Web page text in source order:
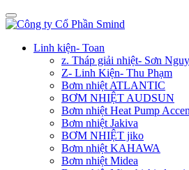
Linh kiện- Toan
z. Tháp giải nhiệt- Sơn
Z- Linh Kiện- Thu Phạm
Bơm nhiệt ATLANTIC
BƠM NHIỆT AUDSUN
Bơm nhiệt Heat Pump
Bơm nhiệt Jakiva
BƠM NHIỆT jiko
Bơm nhiệt KAHAWA
Bơm nhiệt Midea